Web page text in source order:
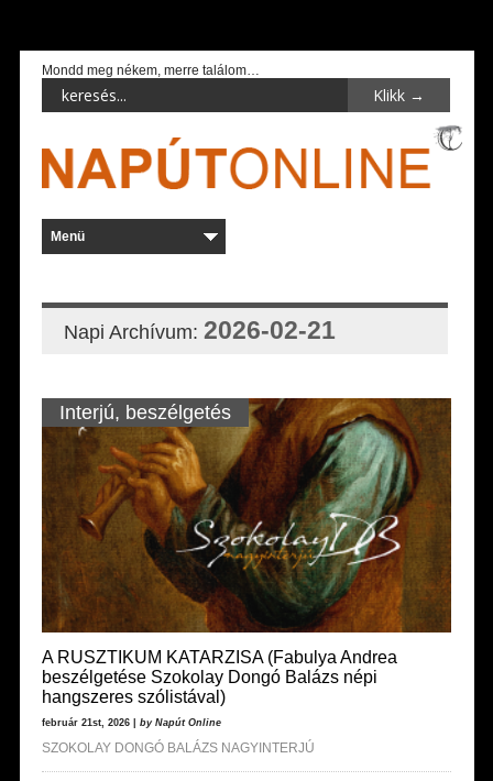
Mondd meg nékem, merre találom…
Napi Archívum: 2026-02-21
Interjú, beszélgetés
A RUSZTIKUM KATARZISA (Fabulya Andrea
beszélgetése Szokolay Dongó Balázs népi
hangszeres szólistával)
február 21st, 2026 | by Napút Online
SZOKOLAY DONGÓ BALÁZS NAGYINTERJÚ